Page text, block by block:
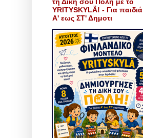
YRITYSKYLÄ! - Για παιδιά
Α' εως ΣΤ' Δημοτι